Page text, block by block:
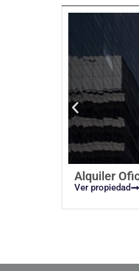
Alquiler
Ver propiedad